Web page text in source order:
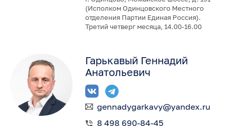
(Исполком Одинцовского Местного
отделения Партии Единая Россия).
Третий четверг месяца, 14.00-16.00
Гарькавый Геннадий
Анатольевич
gennadygarkavy@yandex.ru
8 498 690-84-45